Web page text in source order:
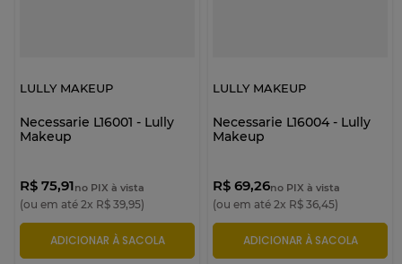
LULLY MAKEUP
Necessarie L16001 - Lully
Makeup
R$ 75,91no PIX à vista
(ou em até 2x R$ 39,95)
ADICIONAR À SACOLA
LULLY MAKEUP
Necessarie L16004 - Lully
Makeup
R$ 69,26no PIX à vista
(ou em até 2x R$ 36,45)
ADICIONAR À SACOLA